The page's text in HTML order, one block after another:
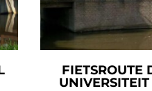
FIETSROUTE